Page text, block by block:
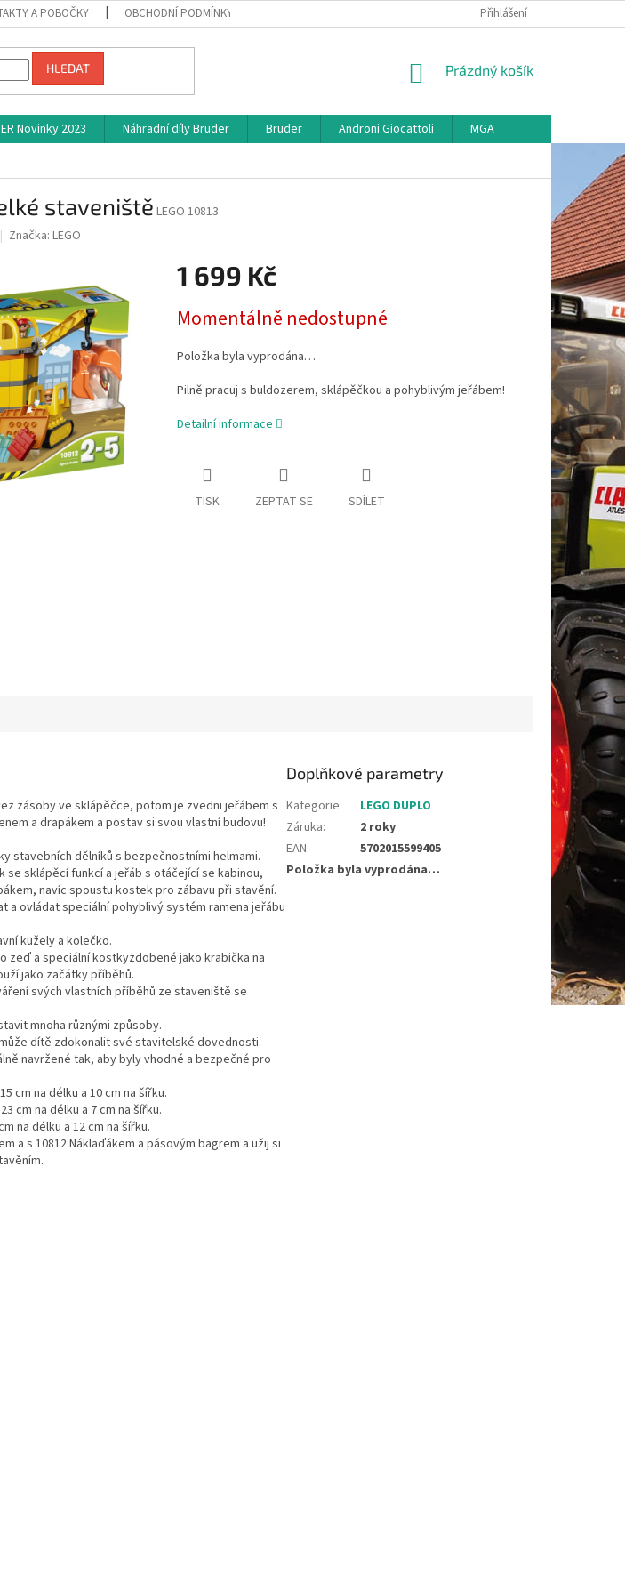
A POBOČKY OBCHODNÍ PODMÍNKY MAPA SERVERU
Přihlášení
HLEDAT
NÁKUPNÍ
Prázdný košík
Novinky 2023 Náhradní díly Bruder Bruder Androni Giocattoli
MGA
staveništěLEGO 10813
Značka: LEGO
1 699 Kč
cena:
Momentálně nedostupné
Položka byla vyprodána…
Pilně pracuj s buldozerem, sklápěčkou a pohyblivým jeřábem!
Detailní informace
TISK ZEPTAT SE SDÍLET
zásoby ve sklápěčce, potom je zvedni jeřábem s
a drapákem a postav si svou vlastní budovu!
stavebních dělníků s bezpečnostními helmami.
se sklápěcí funkcí a jeřáb s otáčející se kabinou,
navíc spoustu kostek pro zábavu při stavění.
a ovládat speciální pohyblivý systém ramena jeřábu
kužely a kolečko.
zeď a speciální kostkyzdobené jako krabička na
jako začátky příběhů.
svých vlastních příběhů ze staveniště se
mnoha různými způsoby.
dítě zdokonalit své stavitelské dovednosti.
navržené tak, aby byly vhodné a bezpečné pro
cm na délku a 10 cm na šířku.
cm na délku a 7 cm na šířku.
na délku a 12 cm na šířku.
a s 10812 Náklaďákem a pásovým bagrem a užij si
Doplňkové parametry
Kategorie:
LEGO DUPLO
Záruka:
2 roky
EAN:
5702015599405
Položka byla vyprodána…